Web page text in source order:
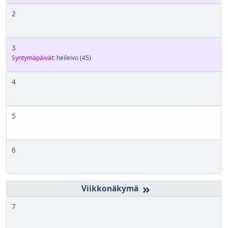
2
3
Syntymäpäivät: heileivo(45)
4
5
6
»
7